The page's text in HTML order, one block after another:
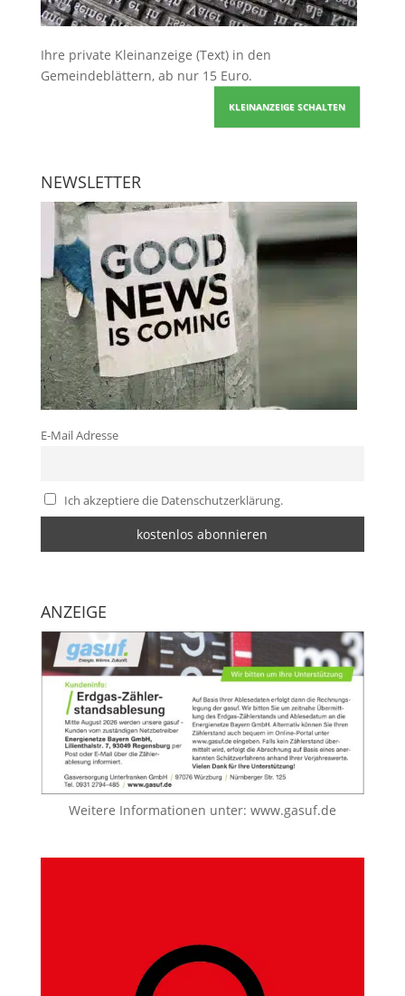
Ihre private Kleinanzeige (Text) in den
Gemeindeblättern, ab nur 15 Euro.
KLEINANZEIGE SCHALTEN
NEWSLETTER
E-Mail Adresse
Ich akzeptiere die Datenschutzerklärung.
ANZEIGE
Weitere Informationen unter: www.gasuf.de